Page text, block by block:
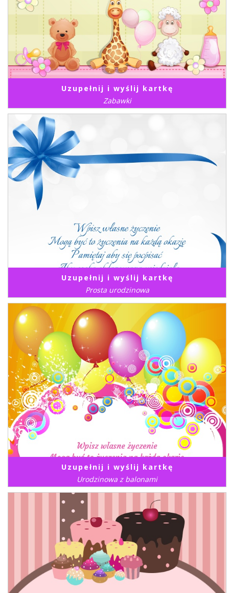
Uzupełnij i wyślij kartkę
Zabawki
Uzupełnij i wyślij kartkę
Prosta urodzinowa
Uzupełnij i wyślij kartkę
Urodzinowa z balonami